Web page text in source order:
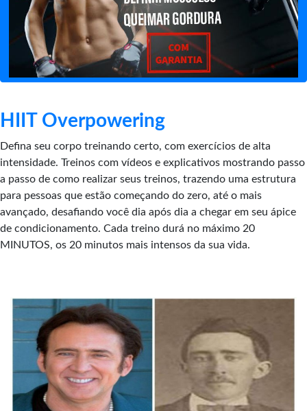
HIIT Overpowering
Defina seu corpo treinando certo, com exercícios de alta
intensidade. Treinos com vídeos e explicativos mostrando passo
a passo de como realizar seus treinos, trazendo uma estrutura
para pessoas que estão começando do zero, até o mais
avançado, desafiando você dia após dia a chegar em seu ápice
de condicionamento. Cada treino durá no máximo 20
MINUTOS, os 20 minutos mais intensos da sua vida.